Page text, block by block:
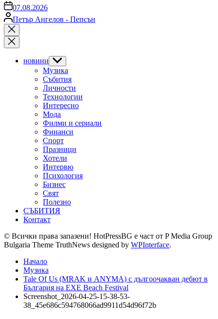
on07.08.2026
Posted
by
Петър Ангелов - Пепсън
Close
search
новини Show
sub
menu
Музика
Събития
Личности
Технологии
Интересно
Мода
Филми и сериали
Финанси
Спорт
Празници
Хотели
Интервю
Психология
Бизнес
Свят
Полезно
СЪБИТИЯ
Контакт
© Всички права запазени! HotPressBG е част от P Media Group
Bulgaria Theme TruthNews designed by WPInterface.
Начало
Музика
Tale Of Us (MRAK и ANYMA) с дългоочакван дебют в
България на EXE Beach Festival
Screenshot_2026-04-25-15-38-53-
38_45e686c594768066ad9911d54d96f72b